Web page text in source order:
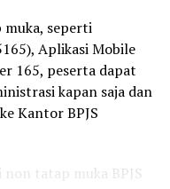
layanan kesehatan
juga merasakan
kehidupan
seperti
Aplikasi Mobile
165, peserta dapat
kapan saja dan
Kantor BPJS
tatap muka BPJS